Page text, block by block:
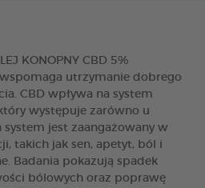
KONOPNY CBD 5%
wspomaga utrzymanie dobrego
CBD wpływa na system
występuje zarówno u
system jest zaangażowany w
takich jak sen, apetyt, ból i
Badania pokazują spadek
bólowych oraz poprawę